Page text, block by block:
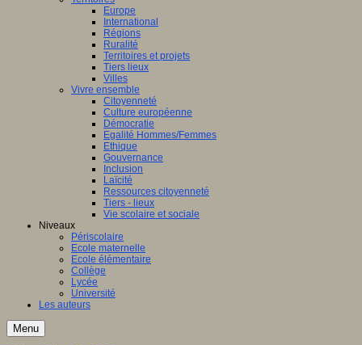
Europe
International
Régions
Ruralité
Territoires et projets
Tiers lieux
Villes
Vivre ensemble
Citoyenneté
Culture européenne
Démocratie
Egalité Hommes/Femmes
Ethique
Gouvernance
Inclusion
Laïcité
Ressources citoyenneté
Tiers - lieux
Vie scolaire et sociale
Niveaux
Périscolaire
Ecole maternelle
Ecole élémentaire
Collège
Lycée
Université
Les auteurs
Menu